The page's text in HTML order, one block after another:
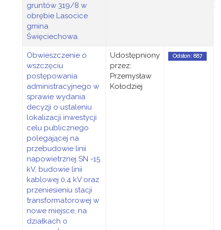
gruntów 319/8 w
obrębie Lasocice
gmina
Święciechowa.
Obwieszczenie o
wszczęciu
postępowania
administracyjnego w
sprawie wydania
decyzji o ustaleniu
lokalizacji inwestycji
celu publicznego
polegającej na
przebudowie linii
napowietrznej SN -15
kV, budowie linii
kablowej 0,4 kV oraz
przeniesieniu stacji
transformatorowej w
nowe miejsce, na
działkach o
Udostępniony
przez:
Przemysław
Kołodziej
Odsłon: 887